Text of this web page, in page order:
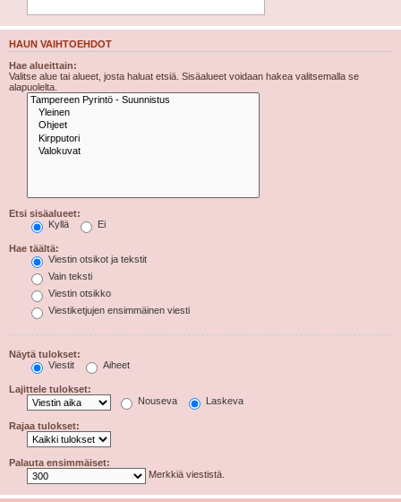
HAUN VAIHTOEHDOT
Hae alueittain:
Valitse alue tai alueet, josta haluat etsiä. Sisäalueet voidaan hakea valitsemalla se
alapuolelta.
Etsi sisäalueet:
Kyllä
Ei
Hae täältä:
Viestin otsikot ja tekstit
Vain teksti
Viestin otsikko
Viestiketjujen ensimmäinen viesti
Näytä tulokset:
Viestit
Aiheet
Lajittele tulokset:
Nouseva
Laskeva
Rajaa tulokset:
Palauta ensimmäiset:
Merkkiä viestistä.